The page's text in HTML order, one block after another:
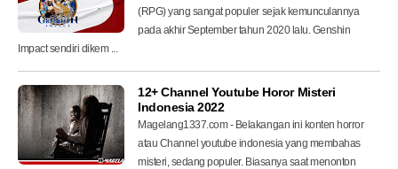
(RPG) yang sangat populer sejak kemunculannya
pada akhir September tahun 2020 lalu. Genshin
Impact sendiri dikem ...
12+ Channel Youtube Horor Misteri
Indonesia 2022
Magelang1337.com - Belakangan ini konten horror
atau Channel youtube indonesia yang membahas
misteri, sedang populer. Biasanya saat menonton